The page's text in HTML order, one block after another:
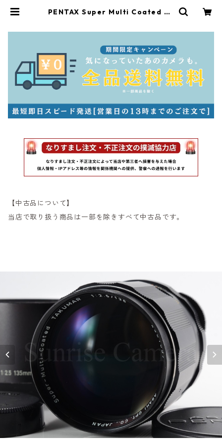
PENTAX Super Multi Coated TA
門店
【中古品について】
当店で取り扱う商品は一部を除きすべて中古品です。